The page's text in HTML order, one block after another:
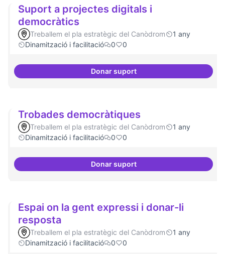
Suport a projectes digitals i
democràtics
Treballem el pla estratègic del Canòdrom
1 any
Dinamització i facilitació
0 0
Donar suportSuport a projectes digitals i
Trobades democràtiques
Treballem el pla estratègic del Canòdrom
1 any
Dinamització i facilitació
0 0
Donar suportTrobades democràtiques
Espai on la gent expressi i donar-li
resposta
Treballem el pla estratègic del Canòdrom
1 any
Dinamització i facilitació
0 0